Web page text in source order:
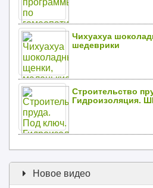
Чихуахуа
шедеврики
Строительство
Гидроизоляция.
Новое видео